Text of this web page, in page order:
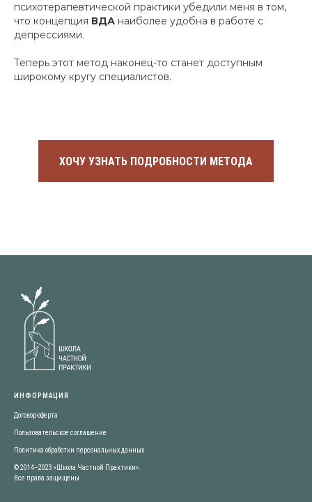
психотерапевтической практики убедили меня в том,
что концепция ВДА наиболее удобна в работе с
депрессиями.
Теперь этот метод наконец-то станет доступным
широкому кругу специалистов.
ХОЧУ УЗНАТЬ ПОДРОБНОСТИ МЕТОДА
ИНФОРМАЦИЯ
Договор-оферта
Пользовательское соглашение
Политика обработки персональных данных
© 2014–2023 «Школа Частной Практики».
Все права защищены